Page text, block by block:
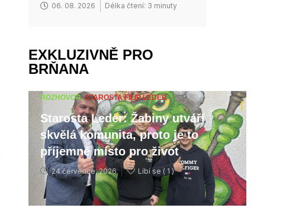
06. 08. 2026 Délka čtení: 3 minuty
EXKLUZIVNĚ PRO
BRŇANA
ROZHOVOR,STAROSTA FILIP LEDER
Starosta Leder: Žabiny utváří
skvělá komunita, proto je to
příjemné místo pro život
24 července, 2026 Líbí se ( 1 )